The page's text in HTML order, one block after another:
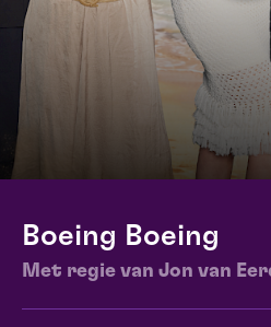
Boeing Boeing
Met regie van Jon van